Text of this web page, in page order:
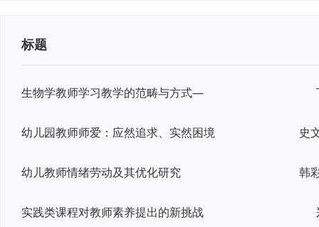
标题
生物学教师学习教学的范畴与方式—
幼儿园教师师爱：应然追求、实然困境
幼儿教师情绪劳动及其优化研究
实践类课程对教师素养提出的新挑战